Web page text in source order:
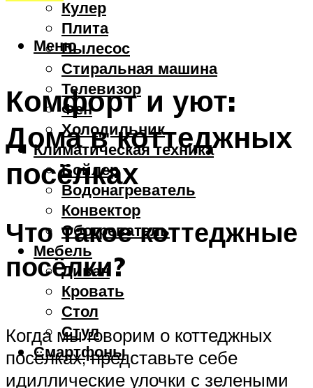
Кулер
Плита
Пылесос
Стиральная машина
Телевизор
Фен
Холодильник
Климатическая техника
Бойлер
Водонагреватель
Конвектор
Обогреватель
Мебель
Диван
Кровать
Стол
Стул
Смартфоны
Меню
Комфорт и уют:
Дома в коттеджных
посёлках
Что такое коттеджные
посёлки?
Когда мы говорим о коттеджных
посёлках, представьте себе
идиллические улочки с зелеными